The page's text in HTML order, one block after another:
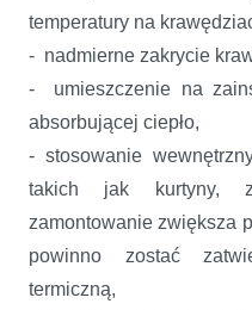
temperatury na
- nadmierne zakrycie
- umieszczenie na
absorbującej ciepło,
- stosowanie
takich jak kurtyny,
zamontowanie zwiększa
powinno zostać
termiczną,